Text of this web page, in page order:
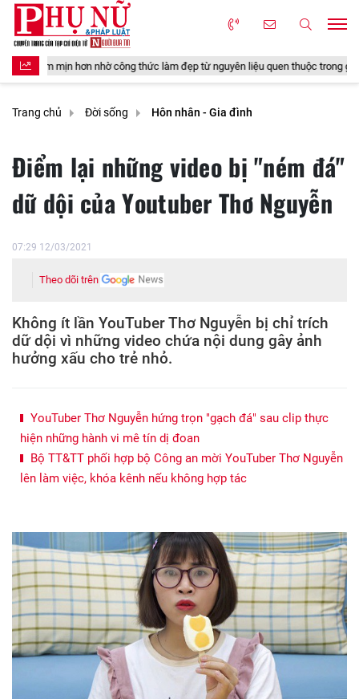
thức làm đẹp từ nguyên liệu quen thuộc trong gian bếp 4 món đồ
Trang chủ Đời sống Hôn nhân - Gia đình
Điểm lại những video bị "ném đá"
dữ dội của Youtuber Thơ Nguyễn
07:29 12/03/2021
Theo dõi trên
Không ít lần YouTuber Thơ Nguyễn bị chỉ trích
dữ dội vì những video chứa nội dung gây ảnh
hưởng xấu cho trẻ nhỏ.
YouTuber Thơ Nguyễn hứng trọn "gạch đá" sau clip thực
hiện những hành vi mê tín dị đoan
Bộ TT&TT phối hợp bộ Công an mời YouTuber Thơ Nguyễn
lên làm việc, khóa kênh nếu không hợp tác